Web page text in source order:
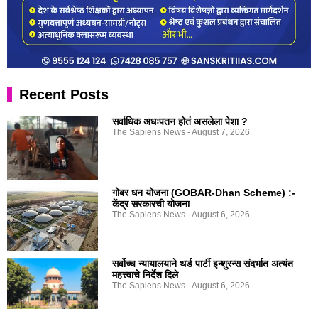
Recent Posts
सर्वाधिक अधःपतन होतं असलेला पेशा ?
The Sapiens News August 7, 2026
गोबर धन योजना (GOBAR-Dhan Scheme) :-
केंद्र सरकारची योजना
The Sapiens News August 6, 2026
सर्वोच्च न्यायालयाने थर्ड पार्टी इन्शुरन्स संदर्भात अत्यंत
महत्त्वाचे निर्देश दिले
The Sapiens News August 6, 2026